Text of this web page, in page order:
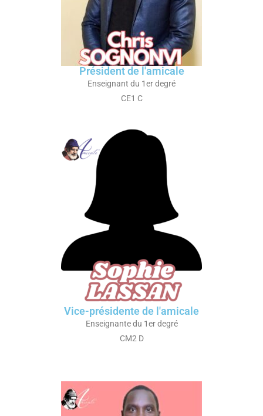
Président de l'amicale
Enseignant du 1er degré
CE1 C
Vice-présidente de l'amicale
Enseignante du 1er degré
CM2 D